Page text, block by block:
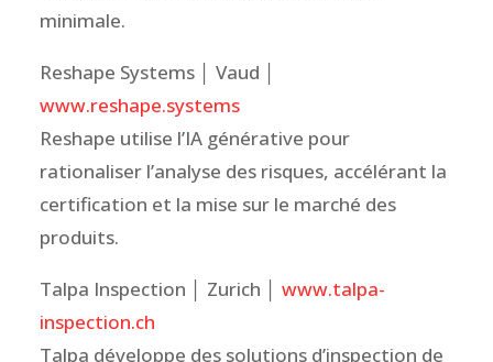
minimale.
Reshape Systems │ Vaud │
www.reshape.systems
Reshape utilise l’IA générative pour
rationaliser l’analyse des risques, accélérant la
certification et la mise sur le marché des
produits.
Talpa Inspection │ Zurich │ www.talpa-
inspection.ch
Talpa développe des solutions d’inspection de